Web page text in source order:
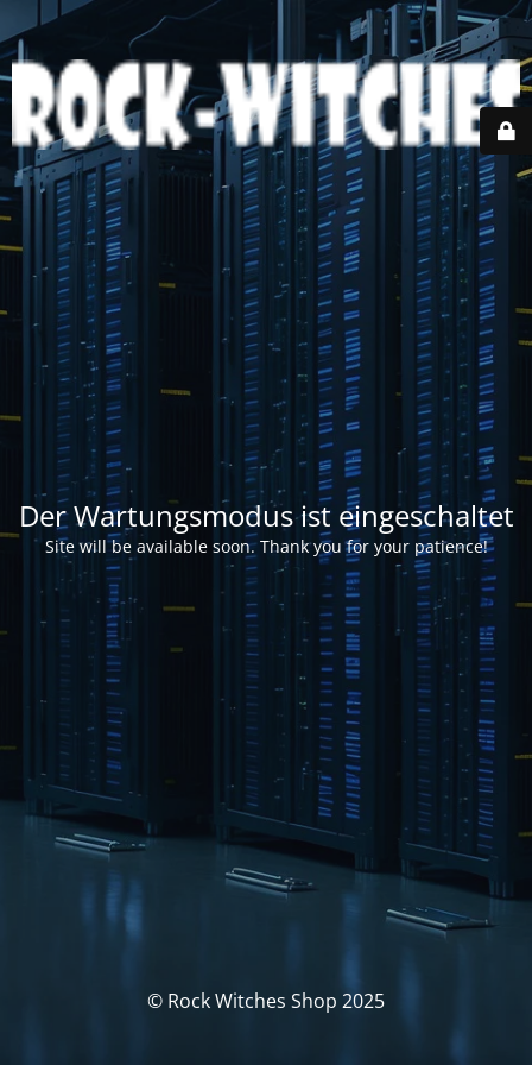
Der Wartungsmodus ist eingeschaltet
Site will be available soon. Thank you for your patience!
© Rock Witches Shop 2025